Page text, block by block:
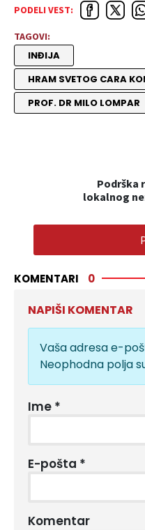
PODELI VEST:
TAGOVI:
INĐIJA
HRAM SVETOG CARA
PROF. DR MILO LOMPAR
Podrška
lokalnog
KOMENTARI 0
NAPIŠI KOMENTAR
Vaša adresa e-
Neophodna polja
Ime *
E-pošta *
Komentar